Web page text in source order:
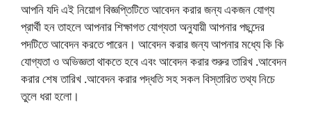
আপনি যদি এই নিয়োগ বিজ্ঞপ্তিটিতে আবেদন করার জন্য একজন যোগ্য
প্রার্থী হন তাহলে আপনার শিক্ষাগত যোগ্যতা অনুযায়ী আপনার পছন্দের
পদটিতে আবেদন করতে পারেন। আবেদন করার জন্য আপনার মধ্যে কি কি
যোগ্যতা ও অভিজ্ঞতা থাকতে হবে এবং আবেদন করার শুরুর তারিখ .আবেদন
করার শেষ তারিখ .আবেদন করার পদ্ধতি সহ সকল বিস্তারিত তথ্য নিচে
তুলে ধরা হলো।